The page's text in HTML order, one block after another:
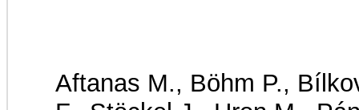
Aftanas M., Böhm P.,